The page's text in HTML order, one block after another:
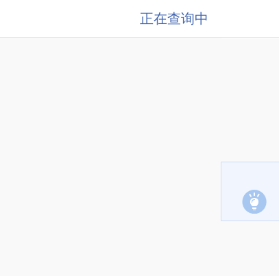
正在查询中